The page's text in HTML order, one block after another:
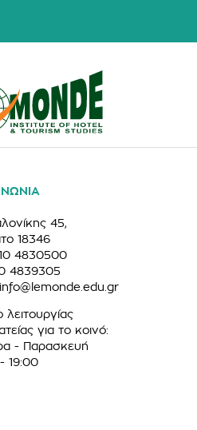
45,
18346
4830500
4839305
info@lemonde.edu.gr
λειτουργίας
για το κοινό:
- Παρασκευή
19:00